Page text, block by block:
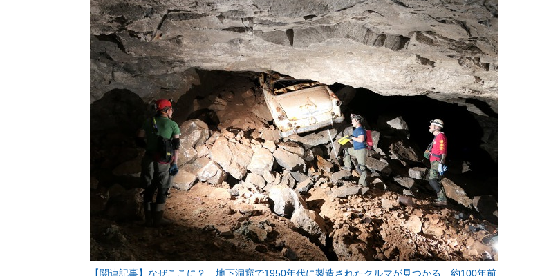
【関連記事】なぜここに？ 地下洞窟で1950年代に製造されたクルマが見つかる 約100年前